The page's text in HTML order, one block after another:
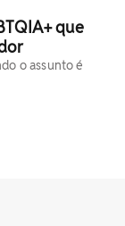
que
o assunto é